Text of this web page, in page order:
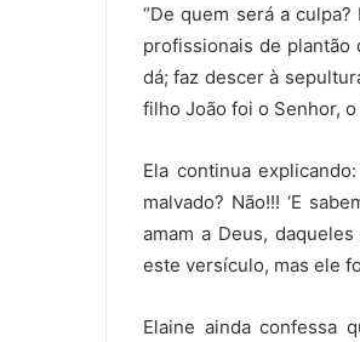
“De quem será a
profissionais de plantão
dá; faz descer à
filho João foi o Senhor,
Ela continua
malvado? Não!!! ‘E
amam a Deus,
este versículo, mas ele
Elaine ainda confessa